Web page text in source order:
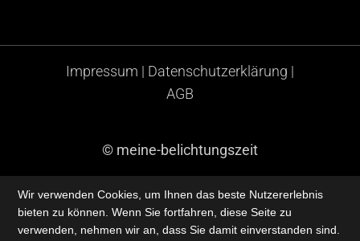
Impressum | Datenschutzerklärung |
AGB
© meine-belichtungszeit
Wir verwenden Cookies, um Ihnen das beste Nutzererlebnis
bieten zu können. Wenn Sie fortfahren, diese Seite zu
verwenden, nehmen wir an, dass Sie damit einverstanden sind.